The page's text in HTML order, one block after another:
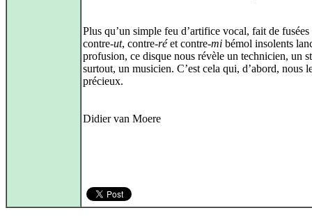
Plus qu’un simple feu d’artifice vocal, fait de fusées
contre-ut, contre-réet contre-mi bémol insolents
profusion, ce disque nous révèle un technicien, un
surtout, un musicien. C’est cela qui, d’abord, nous
précieux.
Didier van Moere